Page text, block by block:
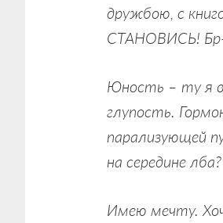
дружбою, с
СТАНОВИСЬ!
Юность – ту я
глупость.
парализующей
на середине лба?
Имею мечту.